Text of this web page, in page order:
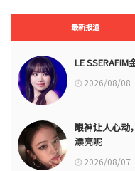
最新报道
LE
2026/08/08
眼神让人心
漂亮呢
2026/08/07